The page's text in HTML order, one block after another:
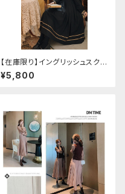
【在庫限り】イングリッシュスクー
ルセットアップ
¥5,800